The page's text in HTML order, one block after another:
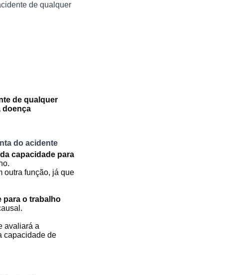
de qualquer
de qualquer
doença
do acidente
capacidade para
outra função, já que
para o trabalho
avaliará a
capacidade de